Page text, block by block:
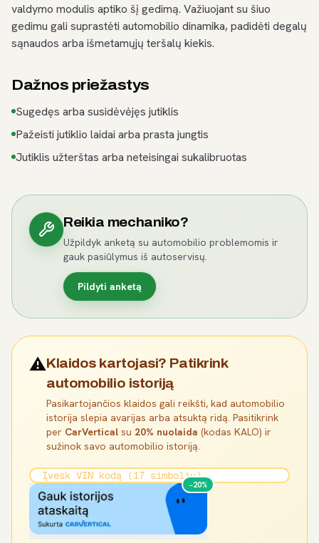
valdymo modulis aptiko šį gedimą. Važiuojant su šiuo
gedimu gali suprastėti automobilio dinamika, padidėti degalų
sąnaudos arba išmetamųjų teršalų kiekis.
Dažnos priežastys
Sugedęs arba susidėvėjęs jutiklis
Pažeisti jutiklio laidai arba prasta jungtis
Jutiklis užterštas arba neteisingai sukalibruotas
Reikia mechaniko?
Užpildyk anketą su automobilio problemomis ir
gauk pasiūlymus iš autoservisų.
Pildyti anketą
⚠️Klaidos kartojasi? Patikrink
automobilio istoriją
Pasikartojančios klaidos gali reikšti, kad automobilio
istorija slepia avarijas arba atsuktą ridą. Pasitikrink
per CarVertical su 20% nuolaida (kodas KALO) ir
sužinok savo automobilio istoriją.
−20%